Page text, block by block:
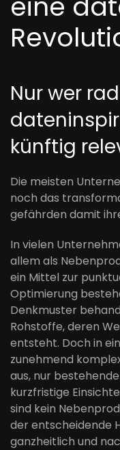
Nur wer
künftig
Die meisten
noch das
gefährden damit
In vielen
allem als
ein Mittel zur
Optimierung
Denkmuster
Rohstoffe, deren
entsteht. Doch in
zunehmend
aus, nur
kurzfristige
sind kein
der entscheidende
ganzheitlich und